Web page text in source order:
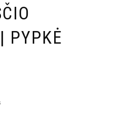
PYPKĖ